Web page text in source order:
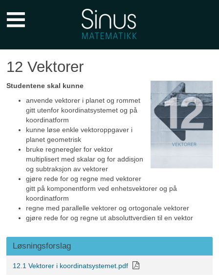
Hovedmeny
Forkurs
12 Vektorer
Studentene skal kunne
anvende vektorer i planet og rommet
gitt utenfor koordinatsystemet og på
koordinatform
kunne løse enkle vektoroppgaver i
planet geometrisk
bruke regneregler for vektor
multiplisert med skalar og for addisjon
og subtraksjon av vektorer
gjøre rede for og regne med vektorer
gitt på komponentform ved enhetsvektorer og på
koordinatform
regne med parallelle vektorer og ortogonale vektorer
gjøre rede for og regne ut absoluttverdien til en vektor
Løsningsforslag
12.1 Vektorer i koordinatsystemet.pdf